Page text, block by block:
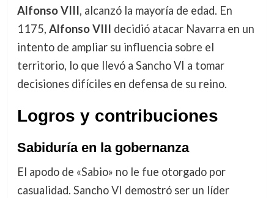
Alfonso VIII, alcanzó la mayoría de edad. En
1175, Alfonso VIII decidió atacar Navarra en un
intento de ampliar su influencia sobre el
territorio, lo que llevó a Sancho VI a tomar
decisiones difíciles en defensa de su reino.
Logros y contribuciones
Sabiduría en la gobernanza
El apodo de «Sabio» no le fue otorgado por
casualidad. Sancho VI demostró ser un líder